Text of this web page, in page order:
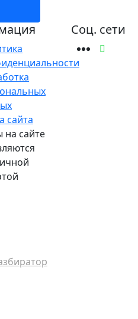
сайта
на сайте
Соц. сети